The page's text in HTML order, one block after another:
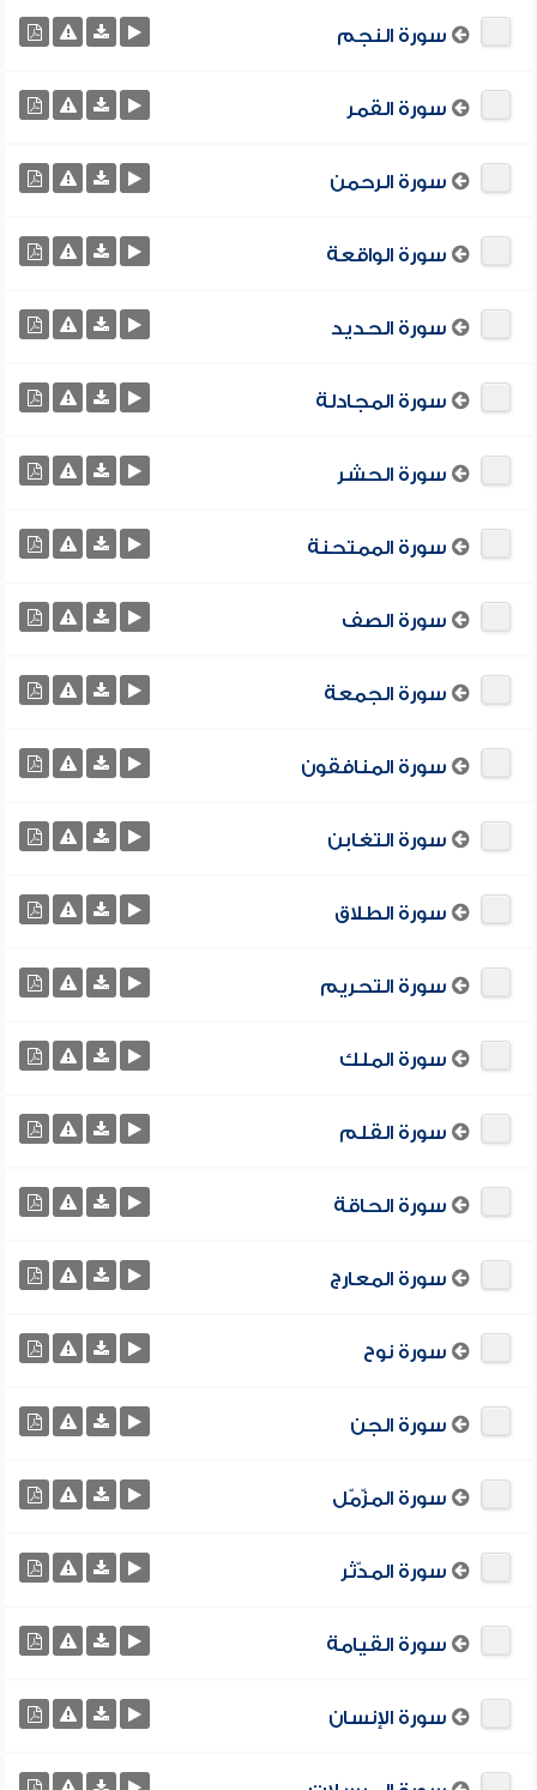
سورة النجم
سورة القمر
سورة الرحمن
سورة الواقعة
سورة الحديد
سورة المجادلة
سورة الحشر
سورة الممتحنة
سورة الصف
سورة الجمعة
سورة المنافقون
سورة التغابن
سورة الطلاق
سورة التحريم
سورة الملك
سورة القلم
سورة الحاقة
سورة المعارج
سورة نوح
سورة الجن
سورة المزّمّل
سورة المدّثر
سورة القيامة
سورة الإنسان